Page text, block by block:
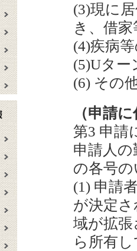
(3)現に
き、借
(4)疾病
(5)Uタ
(6) その
（申請
第3 申請
申請人
の各号
(1) 申請
が決定
域が拡
ら所有